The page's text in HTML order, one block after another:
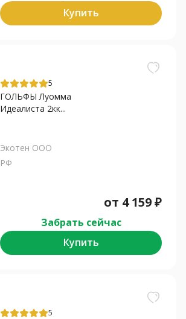
Купить
5
ГОЛЬФЫ Луомма
Идеалиста 2кк...
Экотен ООО
РФ
от 4 159₽
Забрать сейчас
Купить
5